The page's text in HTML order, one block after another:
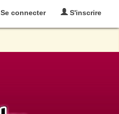
Se connecter S'inscrire